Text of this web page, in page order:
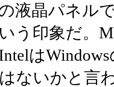
液晶パネル
う印象だ。
は
ないかと言